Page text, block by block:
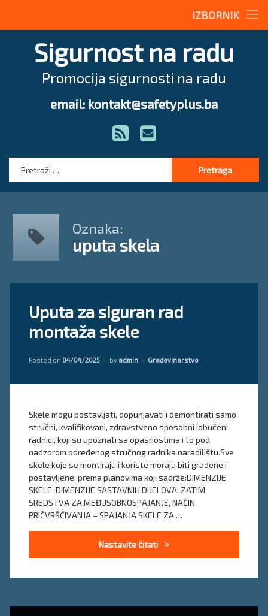
IZBORNIK
Radne upute
Magazin
Stručna pomoć
Sigurnost na radu
Promocija sigurnosti na radu
email: kontakt@safetyplus.ba
RSS E-mail
Oznaka:
uputa skela
Uputa za siguran rad
montaža skele
Posted on 04/04/2025 by admin Kategorije:
Građevinarstvo
Skele mogu postavljati, dopunjavati i demontirati samo
stručni, kvalifikovani, zdravstveno sposobni iobučeni
radnici, koji su upoznati sa opasnostima i to pod
nadzorom određenog stručnog radnika naradilištu.Sve
skele koje se montiraju i koriste moraju biti građene i
postavljene, prema planovima koji sadrže:DIMENZIJE
SKELE, DIMENZIJE SASTAVNIH DIJELOVA, ZATIM
SREDSTVA ZA MEĐUSOBNOSPAJANJE, NAČIN
PRIČVRŠĆIVANJA – SPAJANJA SKELE ZA …
Nastavite čitati Uputa za siguran rad
plan
skele
Uputsvo
za
montažu
komentar
on
Uputa
za
rad